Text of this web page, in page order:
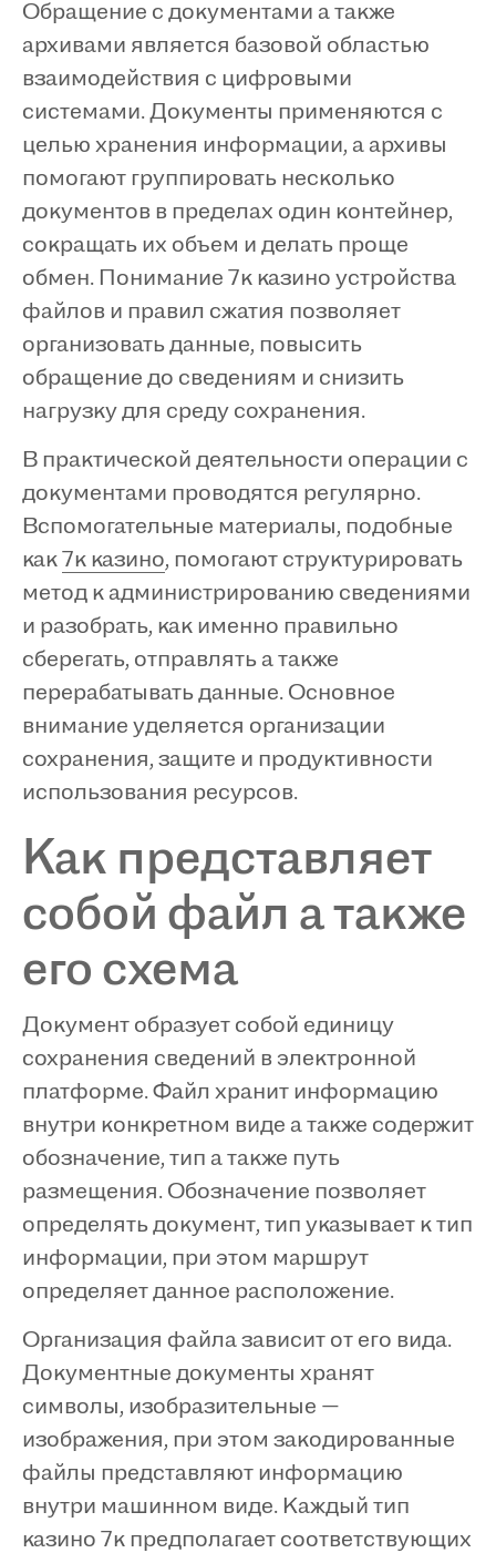
Обращение с документами а также
архивами является базовой областью
взаимодействия с цифровыми
системами. Документы применяются с
целью хранения информации, а архивы
помогают группировать несколько
документов в пределах один контейнер,
сокращать их объем и делать проще
обмен. Понимание 7к казино устройства
файлов и правил сжатия позволяет
организовать данные, повысить
обращение до сведениям и снизить
нагрузку для среду сохранения.
В практической деятельности операции с
документами проводятся регулярно.
Вспомогательные материалы, подобные
как7к казино, помогают структурировать
метод к администрированию сведениями
и разобрать, как именно правильно
сберегать, отправлять а также
перерабатывать данные. Основное
внимание уделяется организации
сохранения, защите и продуктивности
использования ресурсов.
Как представляет
собой файл а также
его схема
Документ образует собой единицу
сохранения сведений в электронной
платформе. Файл хранит информацию
внутри конкретном виде а также содержит
обозначение, тип а также путь
размещения. Обозначение позволяет
определять документ, тип указывает к тип
информации, при этом маршрут
определяет данное расположение.
Организация файла зависит от его вида.
Документные документы хранят
символы, изобразительные —
изображения, при этом закодированные
файлы представляют информацию
внутри машинном виде. Каждый тип
казино 7к предполагает соответствующих